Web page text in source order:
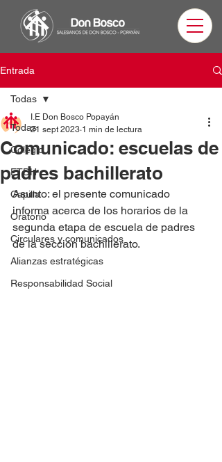
Entrada
Todas
Colegio
ETDH
Capilla
Oratorio
Circulares y comunicados
Alianzas estratégicas
Responsabilidad Social
Todas
Comunicado: escuelas de
padres bachillerato
I.E Don Bosco Popayán
21 sept 2023 1 min de lectura
Asunto: el presente comunicado
informa acerca de los horarios de la
segunda etapa de escuela de padres
de la sección bachillerato.